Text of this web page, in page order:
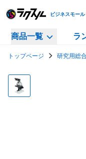
ビジネスモール
商品一覧 ラ
トップページ 研究用総